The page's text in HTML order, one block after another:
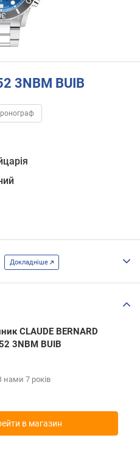
3NBM BUIB
Докладніше
CLAUDE BERNARD
3NBM BUIB
нами 7 років
в магазин